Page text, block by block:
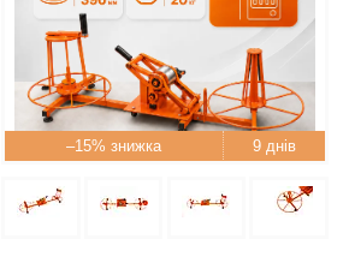
–15% 9 днів